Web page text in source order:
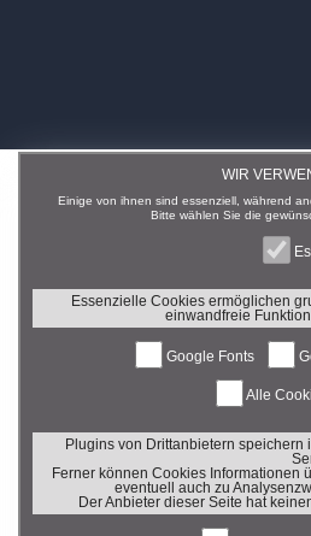
WIR
Einige von ihnen sind essenziell, während
Bitte wählen Sie die
Essenzielle Cookies ermöglichen
einwandfreie
Google Fonts
Alle
Plugins von Drittanbietern
Ferner können Cookies Informationen
eventuell auch zu
Der Anbieter dieser Seite hat